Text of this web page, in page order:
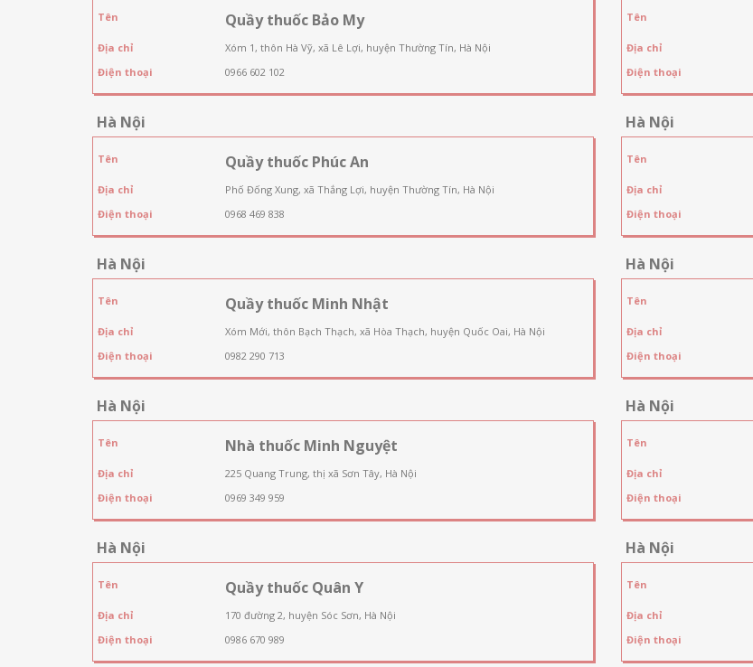
Tên Quầy thuốc Bảo My
Địa chỉ
Xóm 1, thôn Hà Vỹ, xã Lê Lợi, huyện Thường Tín, Hà Nội
Điện thoại
0966 602 102
Tên
Địa chỉ
Điện thoại
Hà Nội
Tên Quầy thuốc Phúc An
Địa chỉ
Phố Đống Xung, xã Thắng Lợi, huyện Thường Tín, Hà Nội
Điện thoại
0968 469 838
Hà Nội
Tên
Địa chỉ
Điện thoại
Hà Nội
Tên Quầy thuốc Minh Nhật
Địa chỉ
Xóm Mới, thôn Bạch Thạch, xã Hòa Thạch, huyện Quốc Oai, Hà Nội
Điện thoại
0982 290 713
Hà Nội
Tên
Địa chỉ
Điện thoại
Hà Nội
Tên Nhà thuốc Minh Nguyệt
Địa chỉ
225 Quang Trung, thị xã Sơn Tây, Hà Nội
Điện thoại
0969 349 959
Hà Nội
Tên
Địa chỉ
Điện thoại
Hà Nội
Tên Quầy thuốc Quân Y
Địa chỉ
170 đường 2, huyện Sóc Sơn, Hà Nội
Điện thoại
0986 670 989
Hà Nội
Tên
Địa chỉ
Điện thoại